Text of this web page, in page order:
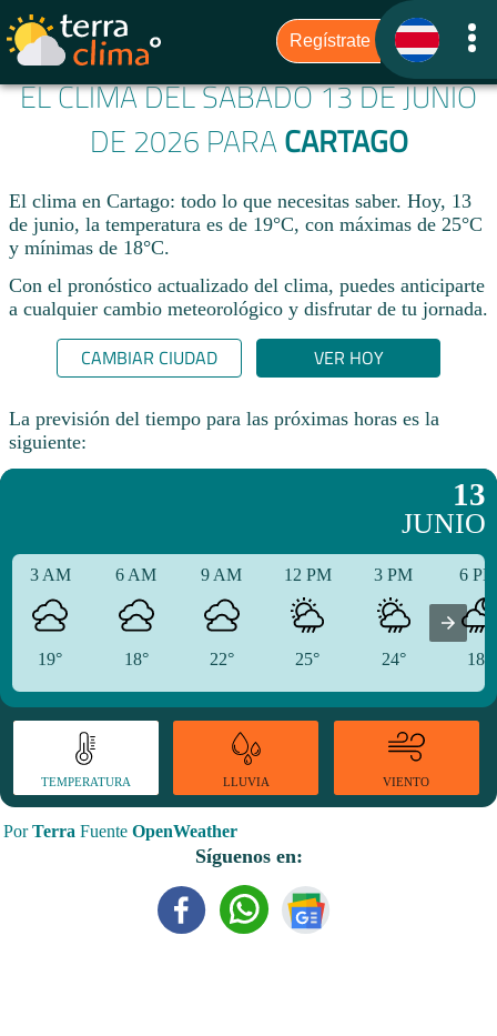
EL CLIMA DEL SÁBADO 13 DE JUNIO
DE 2026 PARA CARTAGO
El clima en Cartago: todo lo que necesitas saber. Hoy, 13
de junio, la temperatura es de 19°C, con máximas de 25°C
y mínimas de 18°C.
Con el pronóstico actualizado del clima, puedes anticiparte
a cualquier cambio meteorológico y disfrutar de tu jornada.​
CAMBIAR CIUDAD VER HOY
La previsión del tiempo para las próximas horas es la
siguiente:
13
JUNIO
3 AM
19°
6 AM
18°
9 AM
22°
12 PM
25°
3 PM
24°
6
18°
TEMPERATURA LLUVIA VIENTO
PorTerra Fuente OpenWeather
Síguenos en: